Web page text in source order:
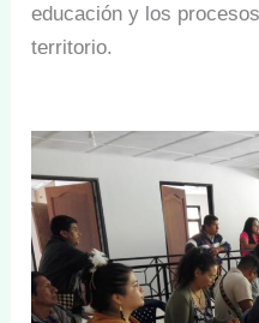
educación y los
territorio.